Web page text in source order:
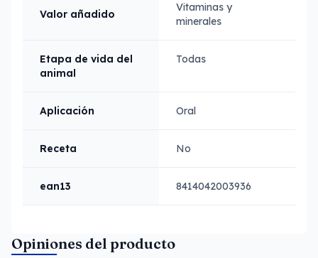
Valor añadido
Vitaminas y
minerales
Etapa de vida del
animal
Todas
Aplicación Oral
Receta No
ean13 8414042003936
Opiniones del producto